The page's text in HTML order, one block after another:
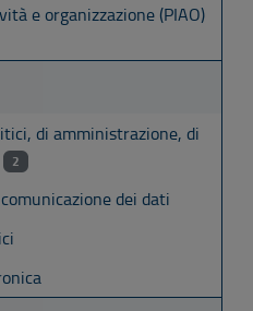
e organizzazione (PIAO)
di amministrazione, di
2
dei dati